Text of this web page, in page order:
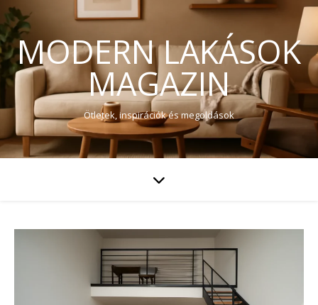
MODERN LAKÁSOK
MAGAZIN
Ötletek, inspirációk és megoldások